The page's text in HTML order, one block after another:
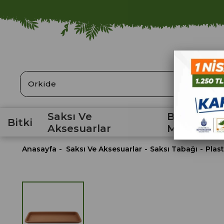
ARA
Bitki
Saksı Ve
Aksesuarlar
Bahçe
Anasayfa Saksı Ve Aksesuarlar Saksı Tabağı